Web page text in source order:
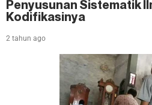
Penyusunan Sistematik
Kodifikasinya
2 tahun ago